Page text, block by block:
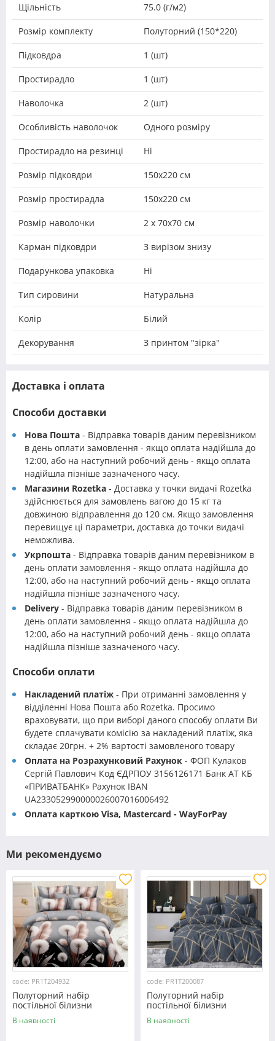
Щільність 75.0 (г/м2)
Розмір комплекту Полуторний (150*220)
Підковдра 1 (шт)
Простирадло 1 (шт)
Наволочка 2 (шт)
Особливість наволочок Одного розміру
Простирадло на резинці Ні
Розмір підковдри 150х220 см
Розмір простирадла 150х220 см
Розмір наволочки 2 х 70х70 см
Карман підковдри З вирізом знизу
Подарункова упаковка Ні
Тип сировини Натуральна
Колір Білий
Декорування З принтом "зірка"
Доставка і оплата
Способи доставки
Нова Пошта - Відправка товарів даним перевізником
в день оплати замовлення - якщо оплата надійшла до
12:00, або на наступний робочий день - якщо оплата
надійшла пізніше зазначеного часу.
Магазини Rozetka - Доставка у точки видачі Rozetka
здійснюється для замовлень вагою до 15 кг та
довжиною відправлення до 120 см. Якщо замовлення
перевищує ці параметри, доставка до точки видачі
неможлива.
Укрпошта - Відправка товарів даним перевізником в
день оплати замовлення - якщо оплата надійшла до
12:00, або на наступний робочий день - якщо оплата
надійшла пізніше зазначеного часу.
Delivery - Відправка товарів даним перевізником в
день оплати замовлення - якщо оплата надійшла до
12:00, або на наступний робочий день - якщо оплата
надійшла пізніше зазначеного часу.
Способи оплати
Накладений платіж - При отриманні замовлення у
відділенні Нова Пошта або Rozetka. Просимо
враховувати, що при виборі даного способу оплати Ви
будете сплачувати комісію за накладений платіж, яка
складає 20грн. + 2% вартості замовленого товару
Оплата на Розрахунковий Рахунок - ФОП Кулаков
Сергій Павлович Код ЄДРПОУ 3156126171 Банк АТ КБ
«ПРИВАТБАНК» Рахунок IBAN
UA233052990000026007016006492
Оплата карткою Visa, Mastercard - WayForPay
Ми рекомендуємо
code: PR1T204932
Полуторний набір
постільної білизни
150*220 із полікотону
№204932 Черешенька™
В наявності
code: PR1T200087
Полуторний набір
постільної білизни
150*220 із полікотону
№200087 Черешенька™
В наявності